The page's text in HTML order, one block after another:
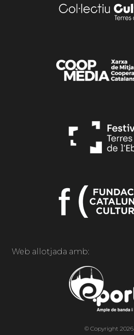
Web allotjada amb:
© Copyright 2026